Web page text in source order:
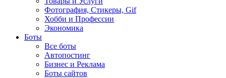
Фотография, Стикеры, Gif
Хобби и Профессии
Экономика
Боты
Все боты
Автопостинг
Бизнес и Реклама
Боты сайтов